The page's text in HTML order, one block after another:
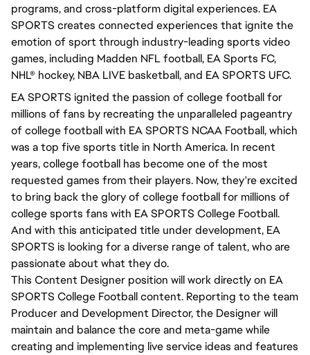
programs, and cross-platform digital experiences. EA
SPORTS creates connected experiences that ignite the
emotion of sport through industry-leading sports video
games, including Madden NFL football, EA Sports FC,
NHL® hockey, NBA LIVE basketball, and EA SPORTS UFC.
EA SPORTS ignited the passion of college football for
millions of fans by recreating the unparalleled pageantry
of college football with EA SPORTS NCAA Football, which
was a top five sports title in North America. In recent
years, college football has become one of the most
requested games from their players. Now, they're excited
to bring back the glory of college football for millions of
college sports fans with EA SPORTS College Football.
And with this anticipated title under development, EA
SPORTS is looking for a diverse range of talent, who are
passionate about what they do.
This Content Designer position will work directly on EA
SPORTS College Football content. Reporting to the team
Producer and Development Director, the Designer will
maintain and balance the core and meta-game while
creating and implementing live service ideas and features